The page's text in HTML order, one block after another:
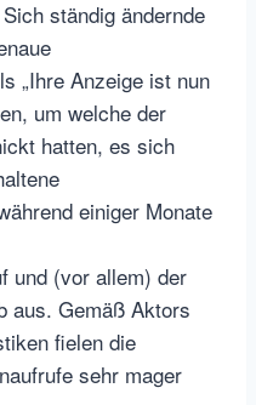
ständig ändernde
„Ihre Anzeige ist nun
um welche der
hatten, es sich
einiger Monate
und (vor allem) der
aus. Gemäß Aktors
fielen die
sehr mager